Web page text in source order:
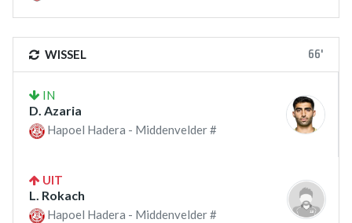
WISSEL 66'
IN
D. Azaria
Hapoel Hadera - Middenvelder #
UIT
L. Rokach
Hapoel Hadera - Middenvelder #